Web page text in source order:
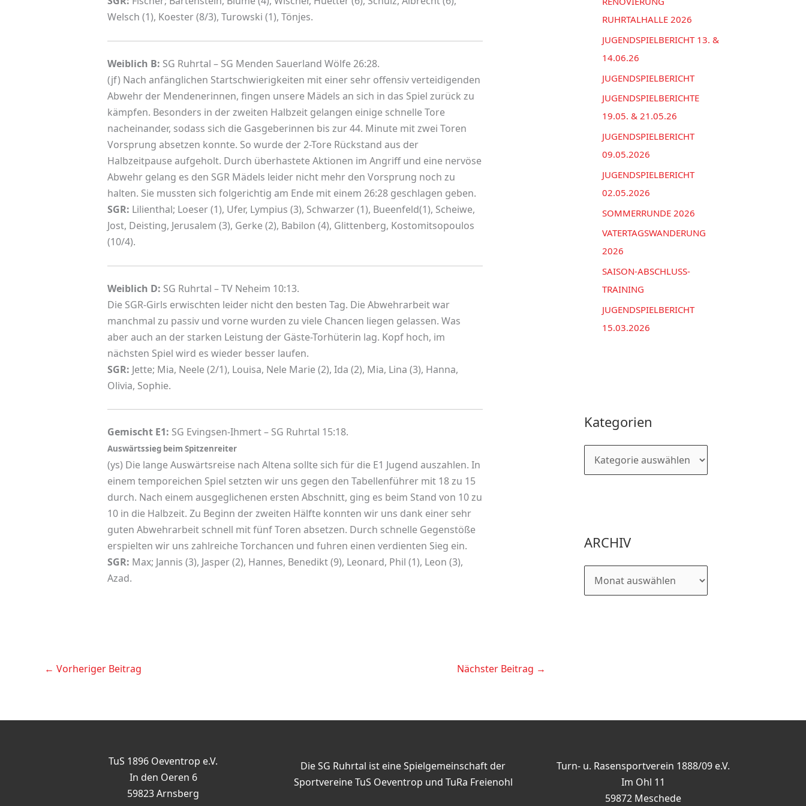
Welsch (1), Koester (8/3), Turowski (1), Tönjes.
Weiblich B: SG Ruhrtal – SG Menden Sauerland Wölfe 26:28.
(jf) Nach anfänglichen Startschwierigkeiten mit einer sehr offensiv verteidigenden
Abwehr der Mendenerinnen, fingen unsere Mädels an sich in das Spiel zurück zu
kämpfen. Besonders in der zweiten Halbzeit gelangen einige schnelle Tore
nacheinander, sodass sich die Gasgeberinnen bis zur 44. Minute mit zwei Toren
Vorsprung absetzen konnte. So wurde der 2-Tore Rückstand aus der
Halbzeitpause aufgeholt. Durch überhastete Aktionen im Angriff und eine nervöse
Abwehr gelang es den SGR Mädels leider nicht mehr den Vorsprung noch zu
halten. Sie mussten sich folgerichtig am Ende mit einem 26:28 geschlagen geben.
SGR: Lilienthal; Loeser (1), Ufer, Lympius (3), Schwarzer (1), Bueenfeld(1), Scheiwe,
Jost, Deisting, Jerusalem (3), Gerke (2), Babilon (4), Glittenberg, Kostomitsopoulos
(10/4).
Weiblich D: SG Ruhrtal – TV Neheim 10:13.
Die SGR-Girls erwischten leider nicht den besten Tag. Die Abwehrarbeit war
manchmal zu passiv und vorne wurden zu viele Chancen liegen gelassen. Was
aber auch an der starken Leistung der Gäste-Torhüterin lag. Kopf hoch, im
nächsten Spiel wird es wieder besser laufen.
SGR: Jette; Mia, Neele (2/1), Louisa, Nele Marie (2), Ida (2), Mia, Lina (3), Hanna,
Olivia, Sophie.
Gemischt E1: SG Evingsen-Ihmert – SG Ruhrtal 15:18.
Auswärtssieg beim Spitzenreiter
(ys) Die lange Auswärtsreise nach Altena sollte sich für die E1 Jugend auszahlen. In
einem temporeichen Spiel setzten wir uns gegen den Tabellenführer mit 18 zu 15
durch. Nach einem ausgeglichenen ersten Abschnitt, ging es beim Stand von 10 zu
10 in die Halbzeit. Zu Beginn der zweiten Hälfte konnten wir uns dank einer sehr
guten Abwehrarbeit schnell mit fünf Toren absetzen. Durch schnelle Gegenstöße
erspielten wir uns zahlreiche Torchancen und fuhren einen verdienten Sieg ein.
SGR: Max; Jannis (3), Jasper (2), Hannes, Benedikt (9), Leonard, Phil (1), Leon (3),
Azad.
← Vorheriger Beitrag Nächster Beitrag →
RUHRTALHALLE 2026
JUGENDSPIELBERICHT 13. &
14.06.26
JUGENDSPIELBERICHT
JUGENDSPIELBERICHTE
19.05. & 21.05.26
JUGENDSPIELBERICHT
09.05.2026
JUGENDSPIELBERICHT
02.05.2026
SOMMERRUNDE 2026
VATERTAGSWANDERUNG
2026
SAISON-ABSCHLUSS-
TRAINING
JUGENDSPIELBERICHT
15.03.2026
Kategorien
ARCHIV
TuS 1896 Oeventrop e.V.
In den Oeren 6
59823 Arnsberg
Die SG Ruhrtal ist eine Spielgemeinschaft der
Sportvereine TuS Oeventrop und TuRa Freienohl
Turn- u. Rasensportverein 1888/09 e.V.
Im Ohl 11
59872 Meschede